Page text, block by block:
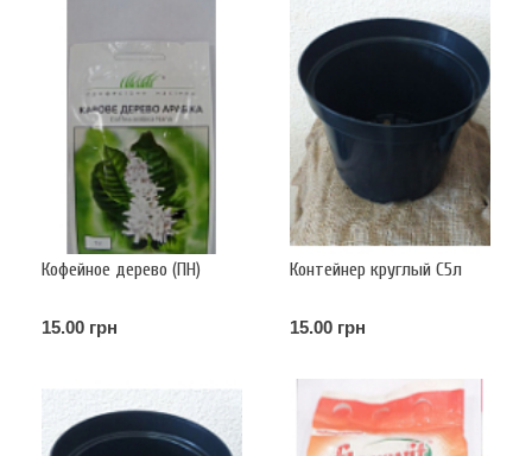
Кофейное дерево (ПН)
15.00 грн
Контейнер круглый С5л
15.00 грн